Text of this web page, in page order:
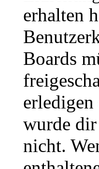
erhalten
Boards
wurde
nicht.